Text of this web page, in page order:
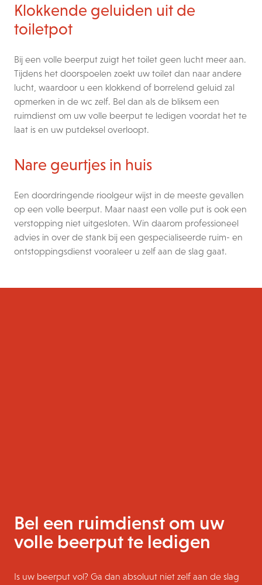
Klokkende geluiden uit de
toiletpot
Bij een volle beerput zuigt het toilet geen lucht meer aan.
Tijdens het doorspoelen zoekt uw toilet dan naar andere
lucht, waardoor u een klokkend of borrelend geluid zal
opmerken in de wc zelf. Bel dan als de bliksem een
ruimdienst om uw volle beerput te ledigen voordat het te
laat is en uw putdeksel overloopt.
Nare geurtjes in huis
Een doordringende rioolgeur wijst in de meeste gevallen
op een volle beerput. Maar naast een volle put is ook een
verstopping niet uitgesloten. Win daarom professioneel
advies in over de stank bij een gespecialiseerde ruim- en
ontstoppingsdienst vooraleer u zelf aan de slag gaat.
Bel een ruimdienst om uw
volle beerput te ledigen
Is uw beerput vol? Ga dan absoluut niet zelf aan de slag